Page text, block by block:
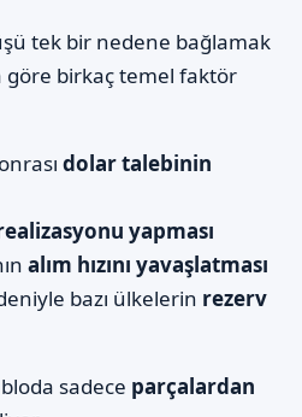
tek bir nedene bağlamak
birkaç temel faktör
dolar talebinin
yapması
alım hızını yavaşlatması
bazı ülkelerin rezerv
sadece parçalardan